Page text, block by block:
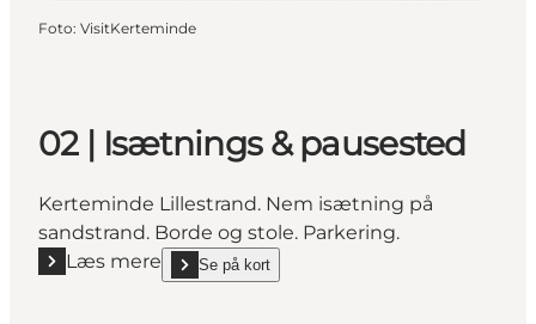
Foto: VisitKerteminde
02 | Isætnings & pausested
Kerteminde Lillestrand. Nem isætning på
sandstrand. Borde og stole. Parkering.
Læs mere
Læs mere "02 | Isætnings & pausested"
Se på kort
show 02 | Isætnings & pausested on_map